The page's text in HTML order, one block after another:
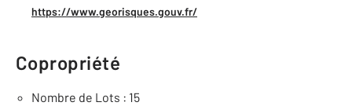
https://www.georisques.gouv.fr/
Copropriété
Nombre de Lots : 15